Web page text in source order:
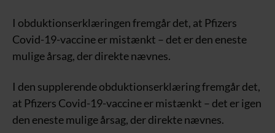
I obduktionserklæringen fremgår det, at Pfizers
Covid-19-vaccine er mistænkt – det er den eneste
mulige årsag, der direkte nævnes.
I den supplerende obduktionserklæring fremgår det,
at Pfizers Covid-19-vaccine er mistænkt – det er igen
den eneste mulige årsag, der direkte nævnes.